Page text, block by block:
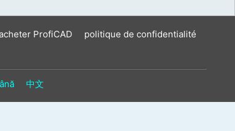
ProfiCAD
politique de confidentialité
中文